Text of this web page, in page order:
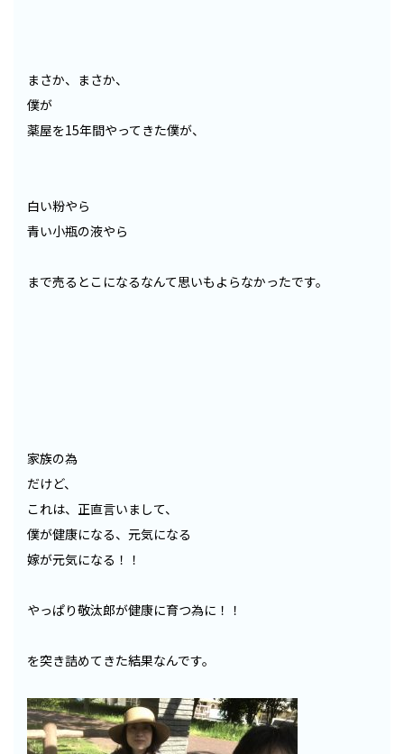
まさか、まさか、
僕が
薬屋を15年間やってきた僕が、
白い粉やら
青い小瓶の液やら
まで売るとこになるなんて思いもよらなかったです。
家族の為
だけど、
これは、正直言いまして、
僕が健康になる、元気になる
嫁が元気になる！！
やっぱり敬汰郎が健康に育つ為に！！
を突き詰めてきた結果なんです。